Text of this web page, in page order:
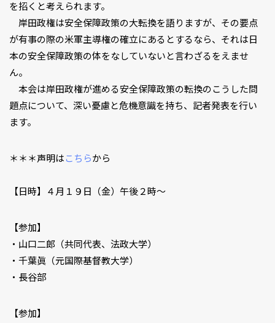
を招くと考えられます。
岸田政権は安全保障政策の大転換を語りますが、その要点
が有事の際の米軍主導権の確立にあるとするなら、それは日
本の安全保障政策の体をなしていないと言わざるをえませ
ん。
本会は岸田政権が進める安全保障政策の転換のこうした問
題点について、深い憂慮と危機意識を持ち、記者発表を行い
ます。
＊＊＊声明は こちらから
【日時】４月１９日（金）午後２時〜
【参加】
・山口二郎（共同代表、法政大学）
・千葉眞（元国際基督教大学）
・長谷部
【参加】